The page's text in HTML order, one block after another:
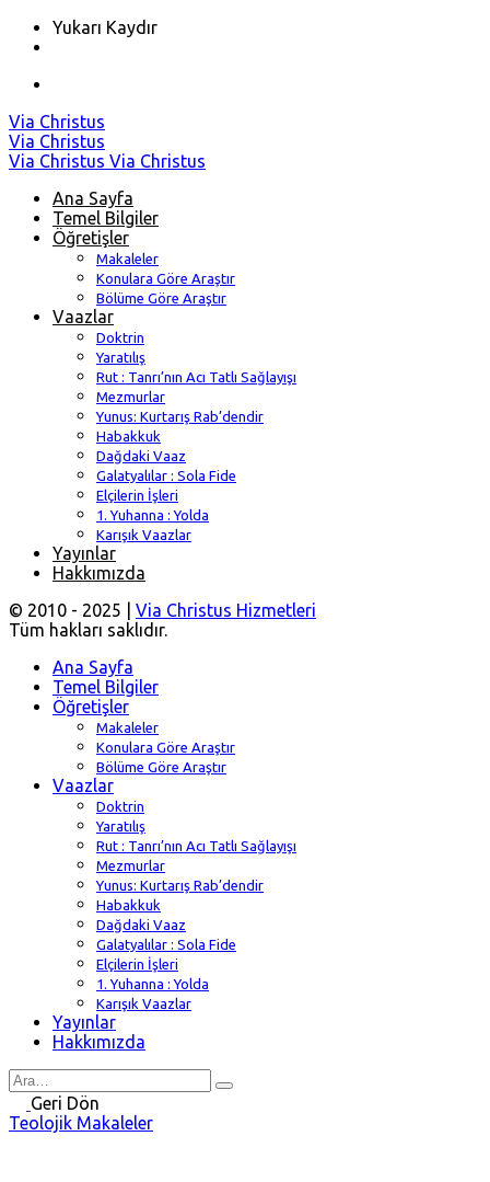
Yukarı Kaydır
Skip
to
content
Via Christus
Via Christus
Via Christus Via Christus
Ana Sayfa
Temel Bilgiler
Öğretişler
Makaleler
Konulara Göre Araştır
Bölüme Göre Araştır
Vaazlar
Doktrin
Yaratılış
Rut : Tanrı’nın Acı Tatlı Sağlayışı
Mezmurlar
Yunus: Kurtarış Rab’dendir
Habakkuk
Dağdaki Vaaz
Galatyalılar : Sola Fide
Elçilerin İşleri
1. Yuhanna : Yolda
Karışık Vaazlar
Yayınlar
Hakkımızda
© 2010 - 2025 | Via Christus Hizmetleri
Tüm hakları saklıdır.
Ana Sayfa
Temel Bilgiler
Öğretişler
Makaleler
Konulara Göre Araştır
Bölüme Göre Araştır
Vaazlar
Doktrin
Yaratılış
Rut : Tanrı’nın Acı Tatlı Sağlayışı
Mezmurlar
Yunus: Kurtarış Rab’dendir
Habakkuk
Dağdaki Vaaz
Galatyalılar : Sola Fide
Elçilerin İşleri
1. Yuhanna : Yolda
Karışık Vaazlar
Yayınlar
Hakkımızda
Search
forGeri Dön
Teolojik Makaleler